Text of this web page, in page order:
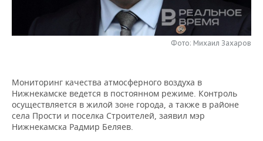
ЭНЕРГЕТИКА
УСЛУГИ
МЕДИА
ВЫЕЗДНАЯ РЕДАКЦИЯ
ОТКРЫТАЯ ЛЕКЦИЯ
НОВОСТИ СПОРТА
БАСКЕТБОЛ
ВОЛЕЙБОЛ
ОБЩЕСТВО
ИНФРАСТРУКТУРА
ИСТОРИЯ
СПРАВОЧНИК
СПИСОК ПЕРСОН
ПОЛНАЯ ВЕРСИЯ
Фото: Михаил Захаров
Мониторинг качества атмосферного воздуха в
Нижнекамске ведется в постоянном режиме. Контроль
осуществляется в жилой зоне города, а также в районе
села Прости и поселка Строителей, заявил мэр
Нижнекамска Радмир Беляев.